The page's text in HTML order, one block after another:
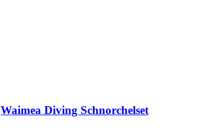
Waimea Diving Schnorchelset